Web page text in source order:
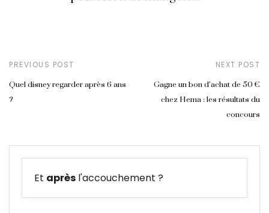
PREVIOUS POST
Quel disney regarder après 6 ans
?
NEXT POST
Gagne un bon d’achat de 50 €
chez Hema : les résultats du
concours
Et après l'accouchement ?